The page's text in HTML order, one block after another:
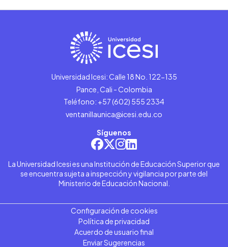
Universidad Icesi: Calle 18 No. 122-135
Pance, Cali - Colombia
Teléfono: +57 (602) 555 2334
ventanillaunica@icesi.edu.co
Síguenos
La Universidad Icesi es una Institución de Educación Superior que
se encuentra sujeta a inspección y vigilancia por parte del
Ministerio de Educación Nacional.
Configuración de cookies
Política de privacidad
Acuerdo de usuario final
Enviar Sugerencias